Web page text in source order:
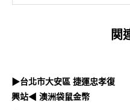
関
▶台北市大安區 捷運忠孝復
興站◀ 澳洲袋鼠金幣